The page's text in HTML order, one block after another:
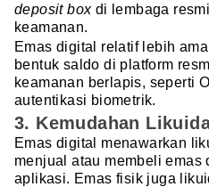
deposit boxdi lembaga
keamanan.
Emas digital relatif lebih
bentuk saldo di platform
keamanan berlapis, seperti
autentikasi biometrik.
3. Kemudahan
Emas digital menawarkan
menjual atau membeli emas
aplikasi. Emas fisik juga